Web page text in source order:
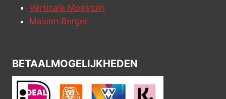
Verticale Moestuin
Maison Berger
BETAALMOGELIJKHEDEN